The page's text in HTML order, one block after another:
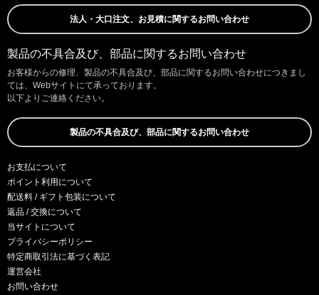
法人・大口注文、お見積に関するお問い合わせ
製品の不具合及び、部品に関するお問い合わせ
お客様からの修理、製品の不具合及び、部品に関するお問い合わせにつきまし
ては、Webサイトにて承っております。
以下よりご連絡ください。
製品の不具合及び、部品に関するお問い合わせ
お支払について
ポイント利用について
配送料 / ギフト包装について
返品 / 交換について
当サイトについて
プライバシーポリシー
特定商取引法に基づく表記
運営会社
お問い合わせ